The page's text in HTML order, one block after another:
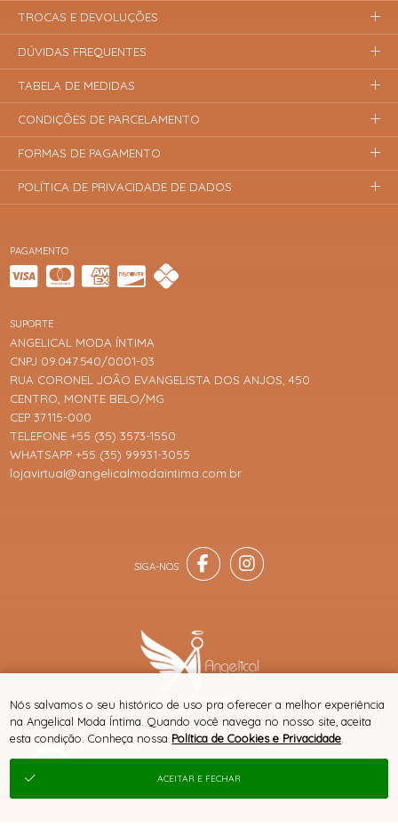
PAGAMENTO
SITE 100% SEGURO PLATAFORMA B2B
SUPORTE
ANGELICAL MODA ÍNTIMA
CNPJ 09.047.540/0001-03
RUA CORONEL JOÃO EVANGELISTA DOS ANJOS, 450
CENTRO, MONTE BELO/MG
CEP 37115-000
TELEFONE +55 (35) 3573-1550
WHATSAPP +55 (35) 99931-3055
lojavirtual@angelicalmodaintima.com.br
TROCAS E DEVOLUÇÕES
DÚVIDAS FREQUENTES
TABELA DE MEDIDAS
CONDIÇÕES DE PARCELAMENTO
FORMAS DE PAGAMENTO
POLÍTICA DE PRIVACIDADE DE DADOS
® TODOS DIREITOS RESERVADOS
Nós salvamos o seu histórico de uso pra oferecer a melhor experiência
na Angelical Moda Íntima. Quando você navega no nosso site, aceita
esta condição. Conheça nossa Política de Cookies e Privacidade
ACEITAR E FECHAR